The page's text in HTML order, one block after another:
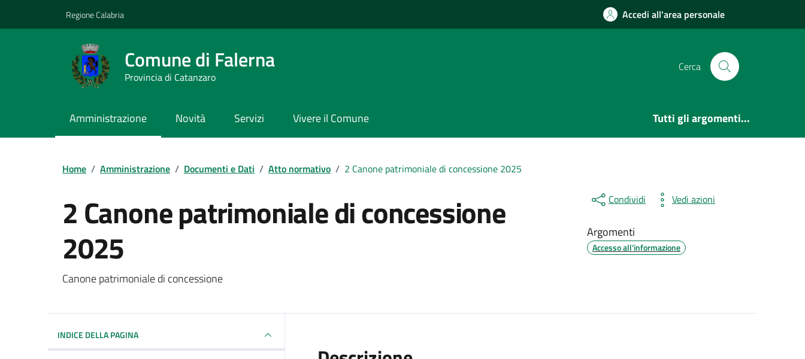
Regione Calabria Accedi all'area personale
Comune di Falerna
Provincia di Catanzaro
Cerca
Amministrazione Novità Servizi Vivere il Comune Tutti gli argomenti...
Home / Amministrazione / Documenti e Dati / Atto normativo / 2 Canone patrimoniale di concessione 2025
2 Canone patrimoniale di concessione
2025
Dettagli del documento
Canone patrimoniale di concessione
Condividi Vedi azioni
Argomenti
Accesso all'informazione
INDICE DELLA PAGINA